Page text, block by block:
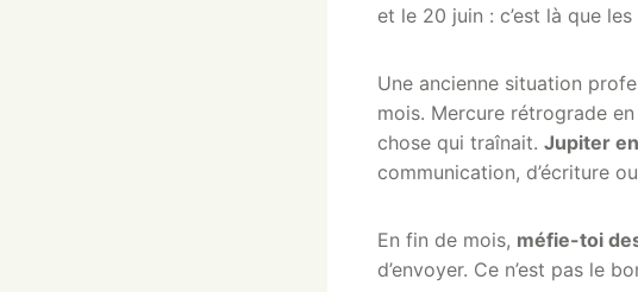
et le 20 juin : c’est là que
Une ancienne situation
mois. Mercure rétrograde
chose qui traînait. Jupiter
communication, d’écriture
En fin de mois, méfie-toi
d’envoyer. Ce n’est pas le